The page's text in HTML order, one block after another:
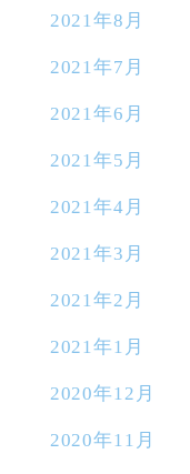
2021年8月
2021年7月
2021年6月
2021年5月
2021年4月
2021年3月
2021年2月
2021年1月
2020年12月
2020年11月